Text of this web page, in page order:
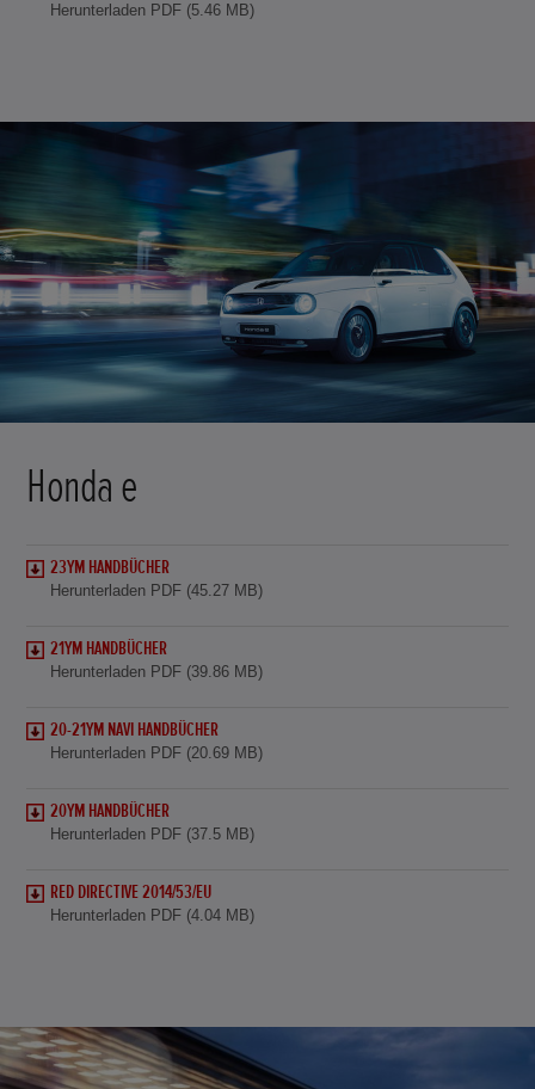
Herunterladen PDF (5.46 MB)
Honda e
23YM HANDBÜCHER
Herunterladen PDF (45.27 MB)
21YM HANDBÜCHER
Herunterladen PDF (39.86 MB)
20-21YM NAVI HANDBÜCHER
Herunterladen PDF (20.69 MB)
20YM HANDBÜCHER
Herunterladen PDF (37.5 MB)
RED DIRECTIVE 2014/53/EU
Herunterladen PDF (4.04 MB)